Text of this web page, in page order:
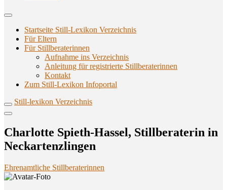
Startseite Still-Lexikon Verzeichnis
Für Eltern
Für Stillberaterinnen
Aufnahme ins Verzeichnis
Anlei­tung für regis­trier­te Stillberaterinnen
Kon­takt
Zum Still-Lexikon Infoportal
Still-lexikon Verzeichnis
Char­lot­te Spieth-Has­sel, Still­be­ra­te­rin in
Neckartenzlingen
Ehrenamtliche Stillberaterinnen